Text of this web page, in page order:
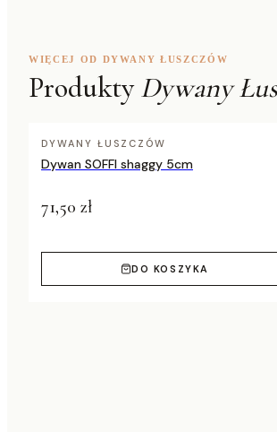
WIĘCEJ OD DYWANY ŁUSZCZÓW
Produkty Dywany
DYWANY ŁUSZCZÓW
Dywan SOFFI shaggy 5cm
71,50 zł
DO KOSZYKA